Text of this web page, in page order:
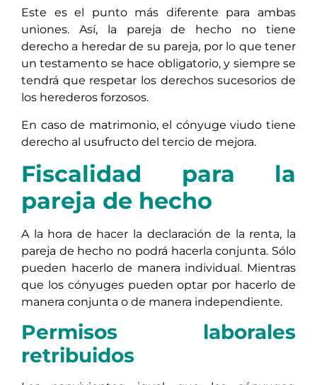
Este es el punto más diferente para ambas
uniones. Así, la pareja de hecho no tiene
derecho a heredar de su pareja, por lo que tener
un testamento se hace obligatorio, y siempre se
tendrá que respetar los derechos sucesorios de
los herederos forzosos.
En caso de matrimonio, el cónyuge viudo tiene
derecho al usufructo del tercio de mejora.
Fiscalidad para la
pareja de hecho
A la hora de hacer la declaración de la renta, la
pareja de hecho no podrá hacerla conjunta. Sólo
pueden hacerlo de manera individual. Mientras
que los cónyuges pueden optar por hacerlo de
manera conjunta o de manera independiente.
Permisos laborales
retribuidos